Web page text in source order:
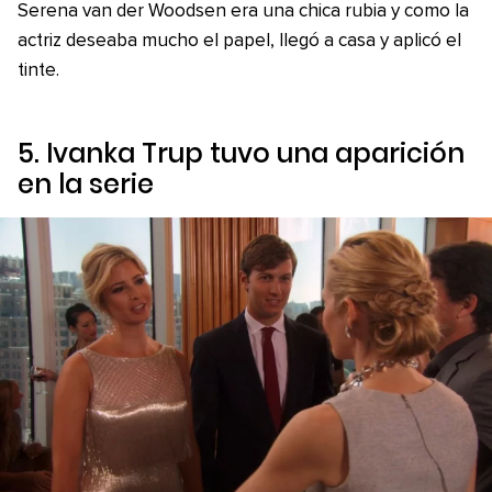
Serena van der Woodsen era una chica rubia y como la
actriz deseaba mucho el papel, llegó a casa y aplicó el
tinte.
5. Ivanka Trup tuvo una aparición
en la serie